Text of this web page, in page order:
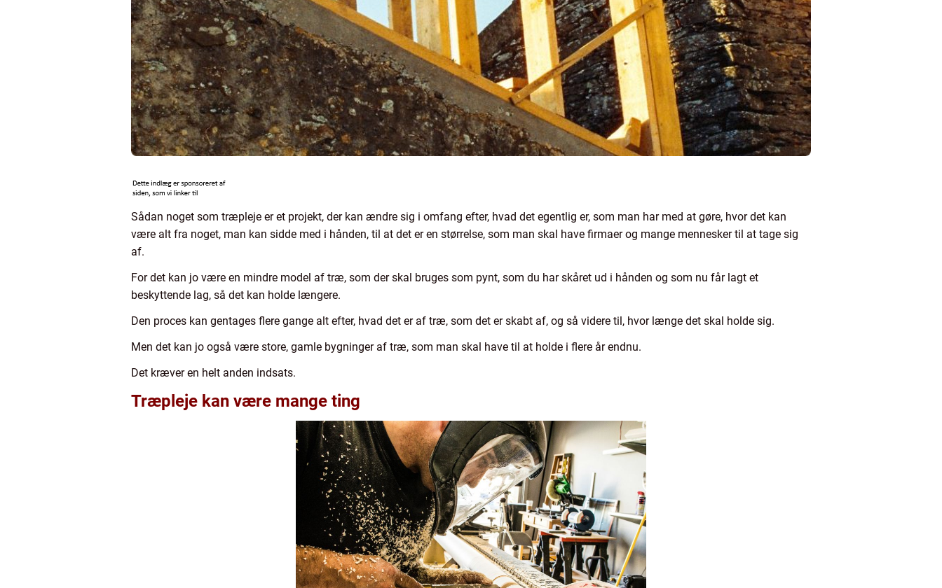
Sådan noget som træpleje er et projekt, der kan ændre sig i omfang efter, hvad det egentlig er, som man har med at gøre, hvor det kan
være alt fra noget, man kan sidde med i hånden, til at det er en størrelse, som man skal have firmaer og mange mennesker til at tage sig
af.
For det kan jo være en mindre model af træ, som der skal bruges som pynt, som du har skåret ud i hånden og som nu får lagt et
beskyttende lag, så det kan holde længere.
Den proces kan gentages flere gange alt efter, hvad det er af træ, som det er skabt af, og så videre til, hvor længe det skal holde sig.
Men det kan jo også være store, gamle bygninger af træ, som man skal have til at holde i flere år endnu.
Det kræver en helt anden indsats.
Træpleje kan være mange ting